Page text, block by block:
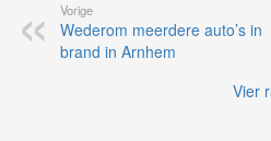
Vorige
Wederom meerdere auto’s in
brand in Arnhem
Vier